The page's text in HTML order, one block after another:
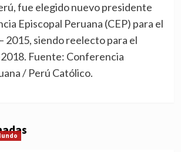
fue elegido nuevo presidente
Episcopal Peruana (CEP) para el
2015, siendo reelecto para el
Fuente: Conferencia
/ Perú Católico.